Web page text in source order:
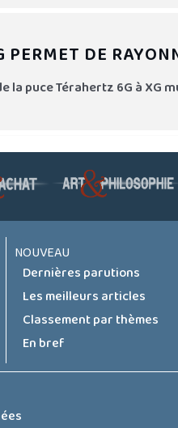
DE
la puce Térahertz 6G à XG
NOUVEAU
Dernières parutions
Les meilleurs articles
Classement par thèmes
En bref